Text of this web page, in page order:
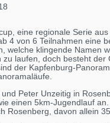
eine regionale Serie
4 von 6 Teilnahmen
welche klingende Namen
laufen, doch besteht
der Kapfenburg-
Peter Unzeitig in
einen 5km-Jugendlauf
Rosenberg, davon allein